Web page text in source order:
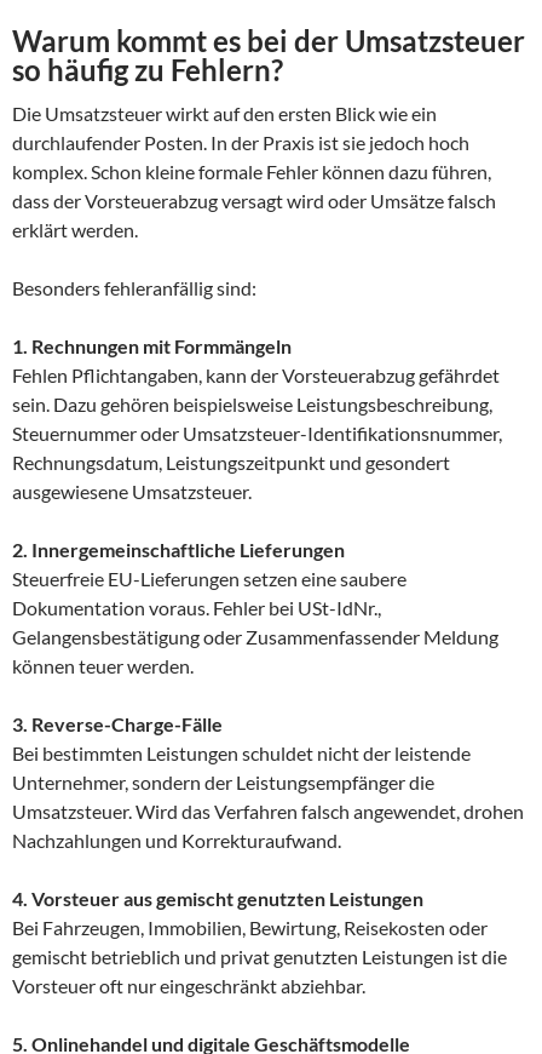
Warum kommt es bei der Umsatzsteuer
so häufig zu Fehlern?
Die Umsatzsteuer wirkt auf den ersten Blick wie ein
durchlaufender Posten. In der Praxis ist sie jedoch hoch
komplex. Schon kleine formale Fehler können dazu führen,
dass der Vorsteuerabzug versagt wird oder Umsätze falsch
erklärt werden.
Besonders fehleranfällig sind:
1. Rechnungen mit Formmängeln
Fehlen Pflichtangaben, kann der Vorsteuerabzug gefährdet
sein. Dazu gehören beispielsweise Leistungsbeschreibung,
Steuernummer oder Umsatzsteuer-Identifikationsnummer,
Rechnungsdatum, Leistungszeitpunkt und gesondert
ausgewiesene Umsatzsteuer.
2. Innergemeinschaftliche Lieferungen
Steuerfreie EU-Lieferungen setzen eine saubere
Dokumentation voraus. Fehler bei USt-IdNr.,
Gelangensbestätigung oder Zusammenfassender Meldung
können teuer werden.
3. Reverse-Charge-Fälle
Bei bestimmten Leistungen schuldet nicht der leistende
Unternehmer, sondern der Leistungsempfänger die
Umsatzsteuer. Wird das Verfahren falsch angewendet, drohen
Nachzahlungen und Korrekturaufwand.
4. Vorsteuer aus gemischt genutzten Leistungen
Bei Fahrzeugen, Immobilien, Bewirtung, Reisekosten oder
gemischt betrieblich und privat genutzten Leistungen ist die
Vorsteuer oft nur eingeschränkt abziehbar.
5. Onlinehandel und digitale Geschäftsmodelle